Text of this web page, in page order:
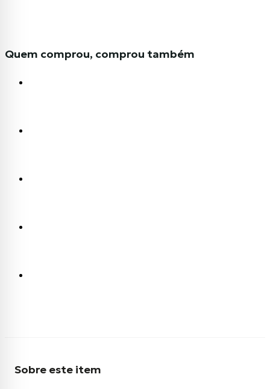
Quem comprou, comprou também
Sobre este item